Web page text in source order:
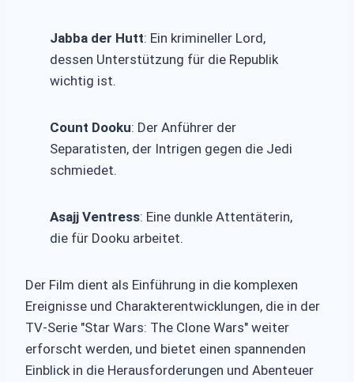
Jabba der Hutt: Ein krimineller Lord,
dessen Unterstützung für die Republik
wichtig ist.
Count Dooku: Der Anführer der
Separatisten, der Intrigen gegen die Jedi
schmiedet.
Asajj Ventress: Eine dunkle Attentäterin,
die für Dooku arbeitet.
Der Film dient als Einführung in die komplexen
Ereignisse und Charakterentwicklungen, die in der
TV-Serie "Star Wars: The Clone Wars" weiter
erforscht werden, und bietet einen spannenden
Einblick in die Herausforderungen und Abenteuer